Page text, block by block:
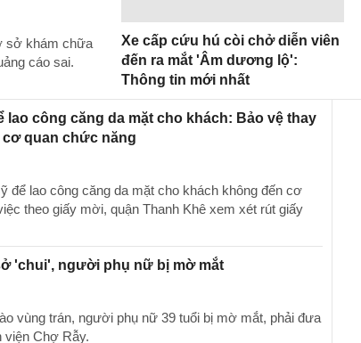
sở khám chữa
cáo sai.
Xe cấp cứu hú còi chở diễn viên
đến ra mắt 'Âm dương lộ':
Thông tin mới nhất
lao công căng da mặt cho khách: Bảo vệ thay
quan chức năng
để lao công căng da mặt cho khách không đến cơ
theo giấy mời, quận Thanh Khê xem xét rút giấy
'chui', người phụ nữ bị mờ mắt
vùng trán, người phụ nữ 39 tuổi bị mờ mắt, phải đưa
viện Chợ Rẫy.